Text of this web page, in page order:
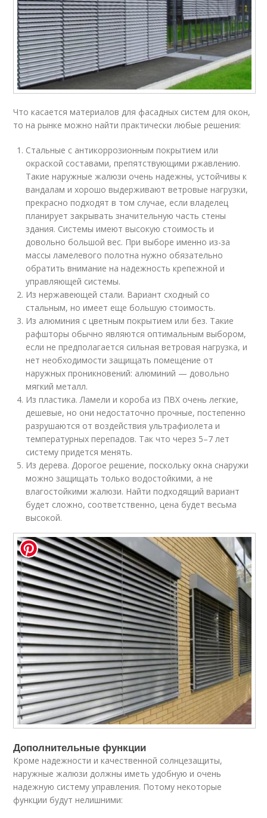
Что касается материалов для фасадных систем для окон,
то на рынке можно найти практически любые решения:
Стальные с антикоррозионным покрытием или
окраской составами, препятствующими ржавлению.
Такие наружные жалюзи очень надежны, устойчивы к
вандалам и хорошо выдерживают ветровые нагрузки,
прекрасно подходят в том случае, если владелец
планирует закрывать значительную часть стены
здания. Системы имеют высокую стоимость и
довольно большой вес. При выборе именно из-за
массы ламелевого полотна нужно обязательно
обратить внимание на надежность крепежной и
управляющей системы.
Из нержавеющей стали. Вариант сходный со
стальным, но имеет еще большую стоимость.
Из алюминия с цветным покрытием или без. Такие
рафшторы обычно являются оптимальным выбором,
если не предполагается сильная ветровая нагрузка, и
нет необходимости защищать помещение от
наружных проникновений: алюминий — довольно
мягкий металл.
Из пластика. Ламели и короба из ПВХ очень легкие,
дешевые, но они недостаточно прочные, постепенно
разрушаются от воздействия ультрафиолета и
температурных перепадов. Так что через 5–7 лет
систему придется менять.
Из дерева. Дорогое решение, поскольку окна снаружи
можно защищать только водостойкими, а не
влагостойкими жалюзи. Найти подходящий вариант
будет сложно, соответственно, цена будет весьма
высокой.
Дополнительные функции
Кроме надежности и качественной солнцезащиты,
наружные жалюзи должны иметь удобную и очень
надежную систему управления. Потому некоторые
функции будут нелишними: